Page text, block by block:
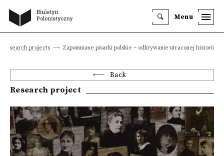
Menu
Research projects Zapomniane pisarki polskie – odkrywanie utraconej historii
Back
Research project